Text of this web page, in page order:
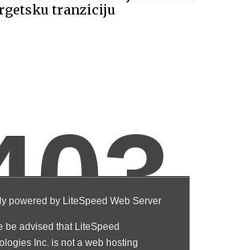
tranziciju